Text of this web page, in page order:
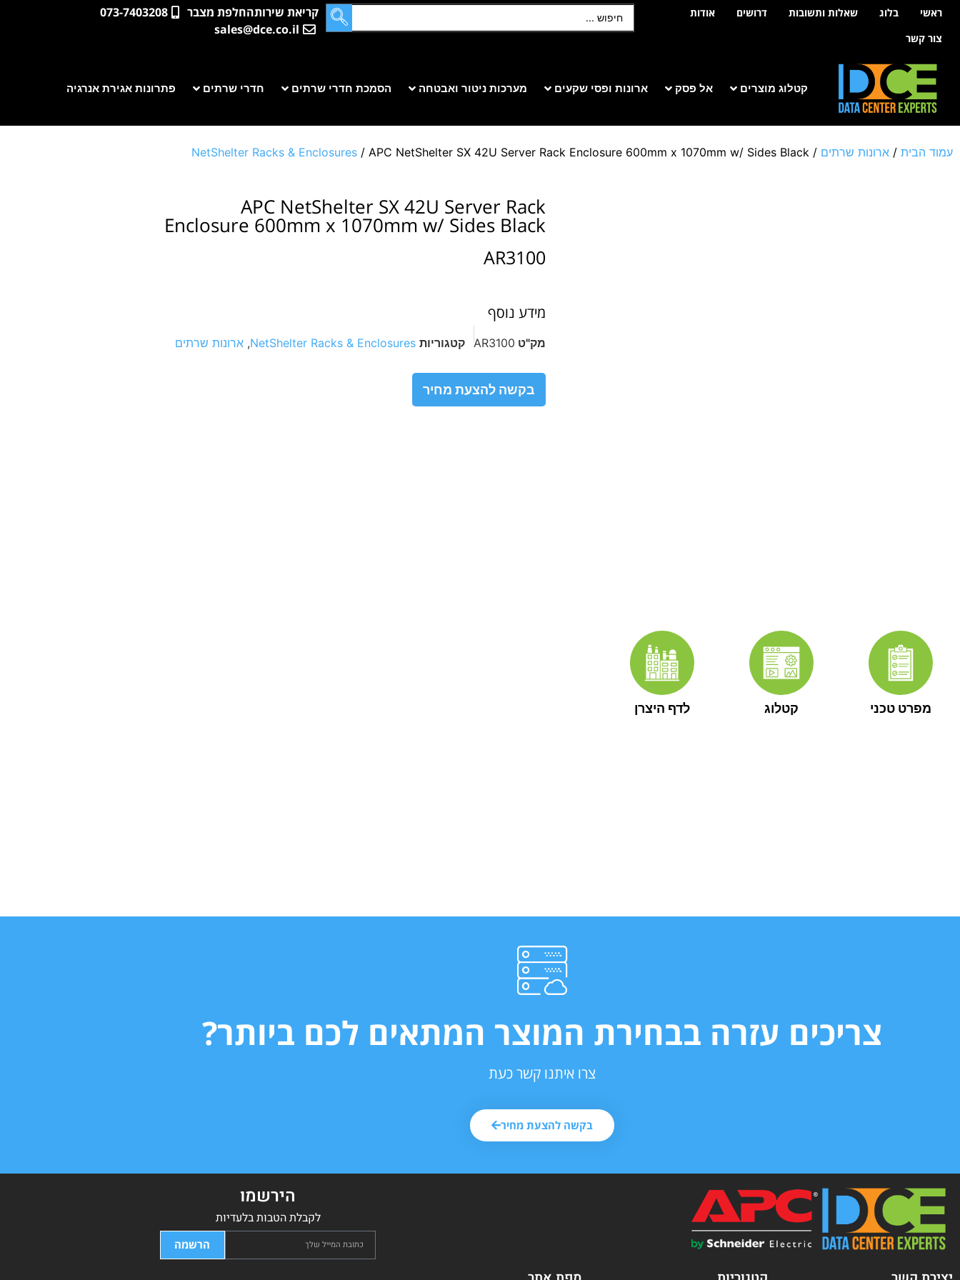
לתוכןראשי בלוג שאלות ותשובות דרושים
אודות
צור קשר
קריאת שירותהחלפת מצבר
073-7403208
sales@dce.co.il
קטלוג מוצרים אל פסק ארונות ופסי שקעים מערכות ניטור ואבטחה הסמכת חדרי שרתים חדרי שרתים פתרונות אגירת אנרגיה
עמוד הבית / ארונות שרתים /
NetShelter Racks & Enclosures / APC NetShelter SX 42U Server Rack Enclosure 600mm x 1070mm w/ Sides Black
APC NetShelter SX 42U Server Rack
Enclosure 600mm x 1070mm w/ Sides Black
AR3100
מידע נוסף
מק"ט AR3100 קטגוריות NetShelter Racks & Enclosures
, ארונות שרתים
בקשה להצעת מחיר
מפרט טכני קטלוג לדף היצרן
צריכים עזרה בבחירת המוצר המתאים לכם ביותר?
צרו איתנו קשר כעת
בקשה להצעת מחיר
הירשמו
לקבלת הטבות בלעדיות
הרשמה